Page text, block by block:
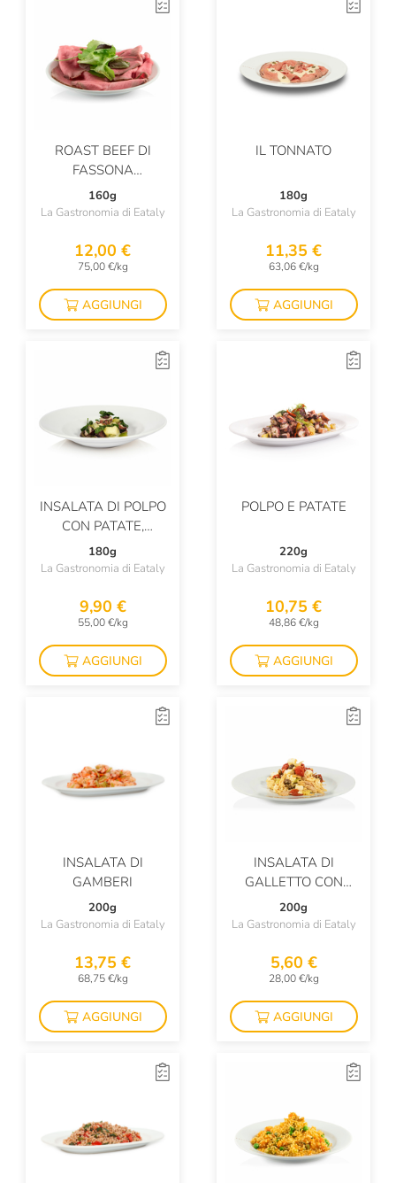
Vicente Marino
Vios
Zorzi
ROAST BEEF DI
FASSONA
PIEMONTESE
160g
La Gastronomia di Eataly
12,00 €
75,00 €/kg
AGGIUNGI
IL TONNATO
180g
La Gastronomia di Eataly
11,35 €
63,06 €/kg
AGGIUNGI
INSALATA DI POLPO
CON PATATE,
SEDANO E OLIVE
TAGGIASCHE
180g
La Gastronomia di Eataly
9,90 €
55,00 €/kg
AGGIUNGI
POLPO E PATATE
220g
La Gastronomia di Eataly
10,75 €
48,86 €/kg
AGGIUNGI
INSALATA DI
GAMBERI
200g
La Gastronomia di Eataly
13,75 €
68,75 €/kg
AGGIUNGI
INSALATA DI
GALLETTO CON
POMODORINO
SECCO, FETA E OLIVE
200g
La Gastronomia di Eataly
5,60 €
28,00 €/kg
AGGIUNGI